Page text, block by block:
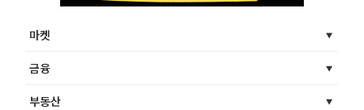
마켓
금융
부동산